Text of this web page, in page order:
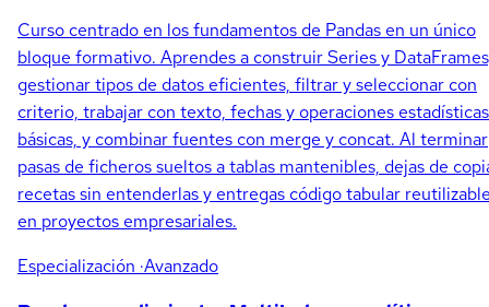
Curso centrado en los fundamentos de Pandas en un único
bloque formativo. Aprendes a construir Series y
gestionar tipos de datos eficientes, filtrar y seleccionar con
criterio, trabajar con texto, fechas y operaciones estadísticas
básicas, y combinar fuentes con merge y concat. Al terminar
pasas de ficheros sueltos a tablas mantenibles, dejas de
recetas sin entenderlas y entregas código tabular
en proyectos empresariales.
Especialización ·Avanzado